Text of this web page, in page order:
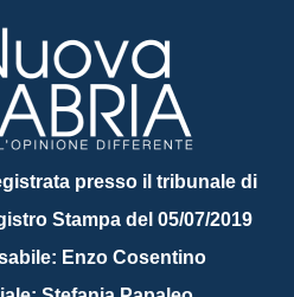
presso il tribunale di
Stampa del 05/07/2019
Enzo Cosentino